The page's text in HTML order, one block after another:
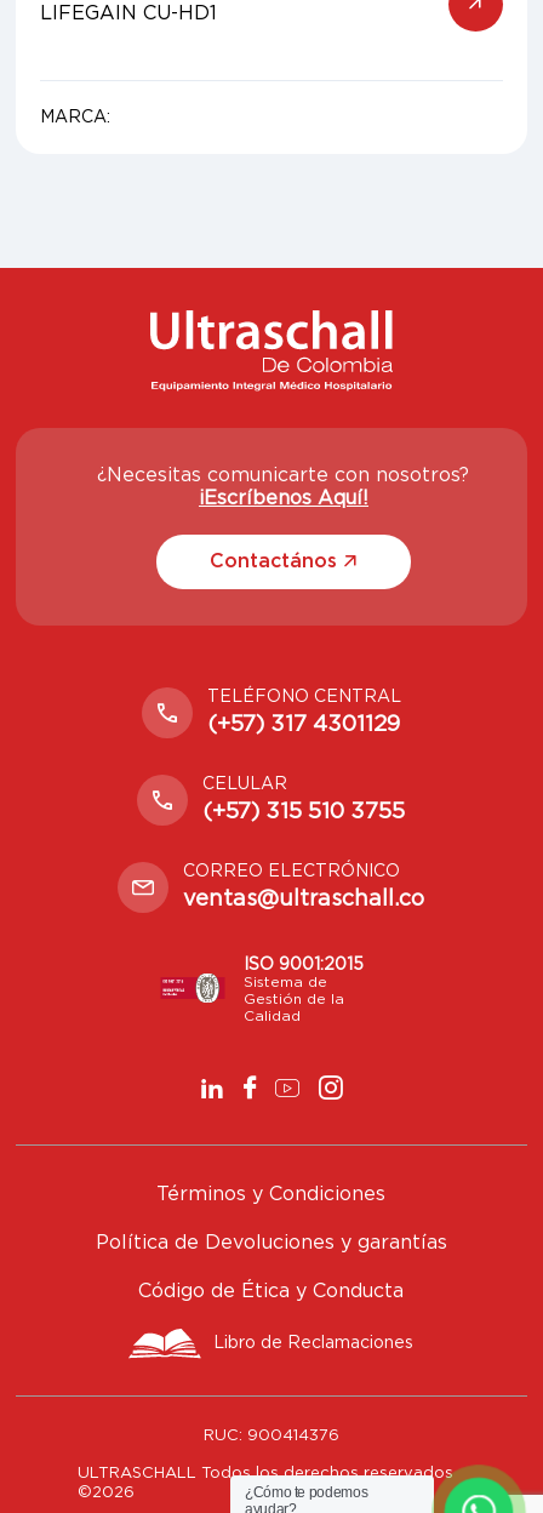
LIFEGAIN CU-HD1
MARCA:
¿Necesitas comunicarte con nosotros?
¡Escríbenos Aquí!
Contactános
TELÉFONO CENTRAL
(+57) 317 4301129
CELULAR
(+57) 315 510 3755
CORREO ELECTRÓNICO
ventas@ultraschall.co
ISO 9001:2015
Sistema de
Gestión de la
Calidad
Términos y Condiciones
Política de Devoluciones y garantías
Código de Ética y Conducta
Libro de Reclamaciones
RUC: 900414376
ULTRASCHALL Todos los derechos reservados
©2026
¿Cómo te podemos
ayudar?